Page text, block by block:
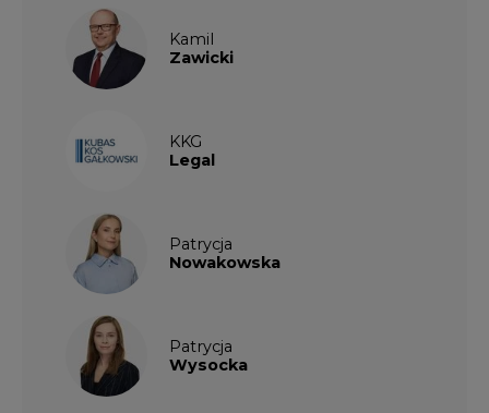
Kamil
Zawicki
KKG
Legal
Patrycja
Nowakowska
Patrycja
Wysocka